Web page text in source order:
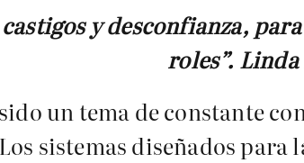
y desconfianza,
roles”.
un tema de constante
sistemas diseñados para